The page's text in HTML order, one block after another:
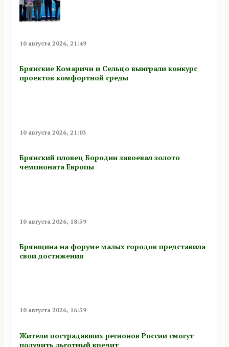
10 августа 2026, 21:49
Брянские Комаричи и Сельцо выиграли конкурс
проектов комфортной среды
10 августа 2026, 21:03
Брянский пловец Бородин завоевал золото
чемпионата Европы
10 августа 2026, 18:59
Брянщина на форуме малых городов представила
свои достижения
10 августа 2026, 16:59
Жители пострадавших регионов России смогут
получить льготный кредит